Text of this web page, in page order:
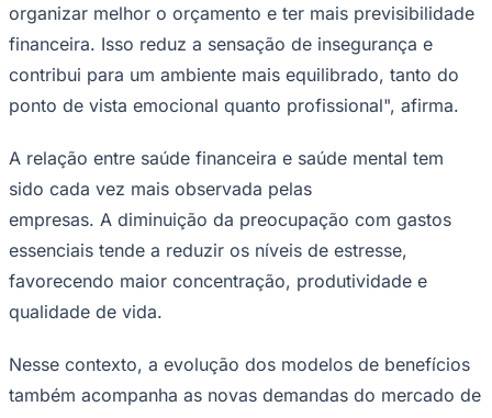
Juventude
financeiro está entre os principais fatores de ansiedade
entre trabalhadores em todo o mundo, impactando
diretamente a produtividade, o engajamento e até
mesmo a saúde física. No Brasil, levantamento realizado
enfrenta algum nível de preocupação com dinheiro,
situação que afeta tanto o desempenho no trabalho
quanto a qualidade de vida.
Segundo Douglas Barrochello, especialista no setor e
CEO da Biz, o acesso a benefícios bem estruturados
enfrentadas pelos trabalhadores no dia a dia.